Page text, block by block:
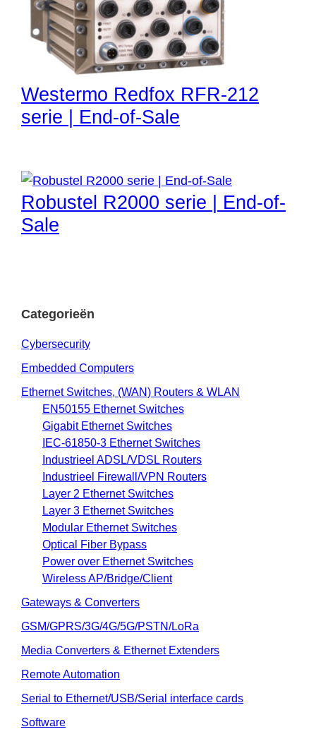
Westermo Redfox RFR-212
serie | End-of-Sale
Robustel R2000 serie | End-of-
Sale
Categorieën
Cybersecurity
Embedded Computers
Ethernet Switches, (WAN) Routers & WLAN
EN50155 Ethernet Switches
Gigabit Ethernet Switches
IEC-61850-3 Ethernet Switches
Industrieel ADSL/VDSL Routers
Industrieel Firewall/VPN Routers
Layer 2 Ethernet Switches
Layer 3 Ethernet Switches
Modular Ethernet Switches
Optical Fiber Bypass
Power over Ethernet Switches
Wireless AP/Bridge/Client
Gateways & Converters
GSM/GPRS/3G/4G/5G/PSTN/LoRa
Media Converters & Ethernet Extenders
Remote Automation
Serial to Ethernet/USB/Serial interface cards
Software